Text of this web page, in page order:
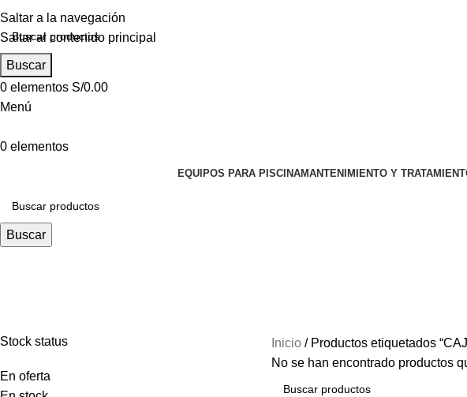
Saltar a la navegación
Saltar al contenido principal
Buscar
0 elementos S/0.00
Menú
0 elementos
EQUIPOS PARA PISCINAMANTENIMIENTO Y
Buscar
Stock status
En oferta
Inicio
Productos etiquetados
No se han encontrado productos